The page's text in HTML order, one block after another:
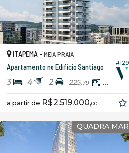
#129
ITAPEMA - MEIA PRAIA
Apartamento no Edifício Santiago
3 4 2 225,79 148,
a partir de R$ 2.519.000,00
QUADRA MAR